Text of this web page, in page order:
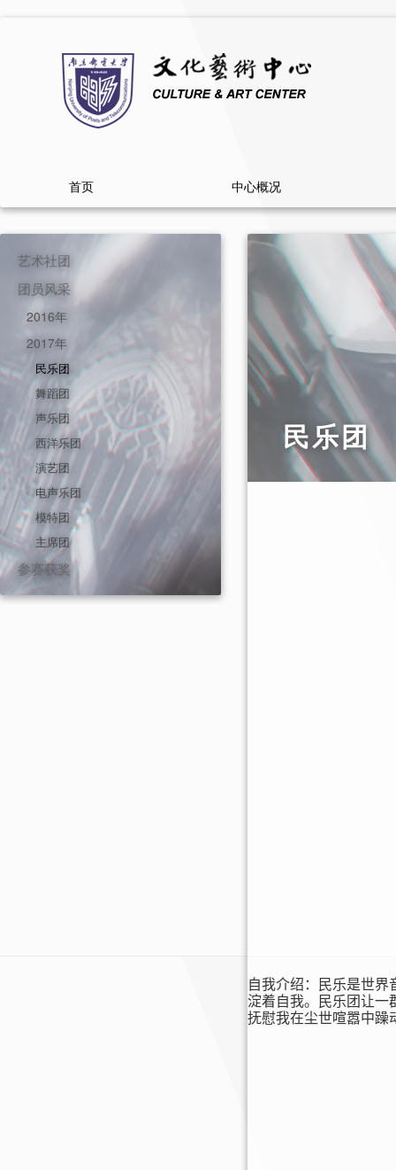
首页 中心概况
艺术社团
团员风采
2016年
2017年
民乐团
舞蹈团
声乐团
西洋乐团
演艺团
电声乐团
模特团
主席团
参赛获奖
民乐团
自我介绍：民乐是世
淀着自我。民乐团让一
抚慰我在尘世喧嚣中躁